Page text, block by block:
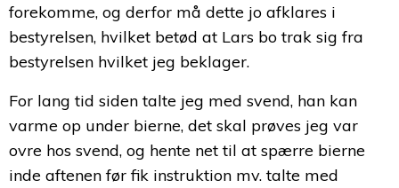
forekomme, og derfor må dette jo afklares i
bestyrelsen, hvilket betød at Lars bo trak sig fra
bestyrelsen hvilket jeg beklager.
For lang tid siden talte jeg med svend, han kan
varme op under bierne, det skal prøves jeg var
ovre hos svend, og hente net til at spærre bierne
inde aftenen før fik instruktion mv. talte med